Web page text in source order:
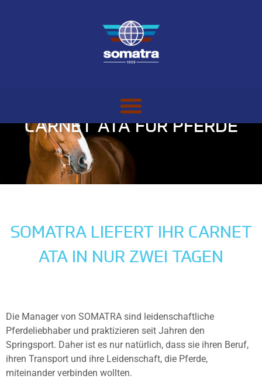
CARNET ATA FÜR PFERDE
SOMATRA LIEFERT IHR CARNET
ATA IN NUR ZWEI TAGEN
Die Manager von SOMATRA sind leidenschaftliche
Pferdeliebhaber und praktizieren seit Jahren den
Springsport. Daher ist es nur natürlich, dass sie ihren Beruf,
ihren Transport und ihre Leidenschaft, die Pferde,
miteinander verbinden wollten.